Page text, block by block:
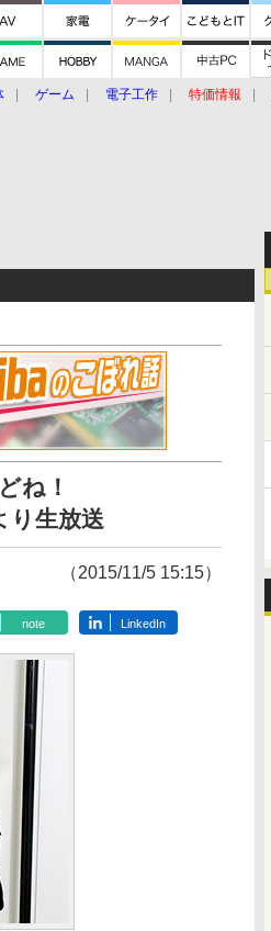
ゲーム 電子工作 特価情報
ね！
り生放送
（2015/11/5 15:15）
note LinkedIn